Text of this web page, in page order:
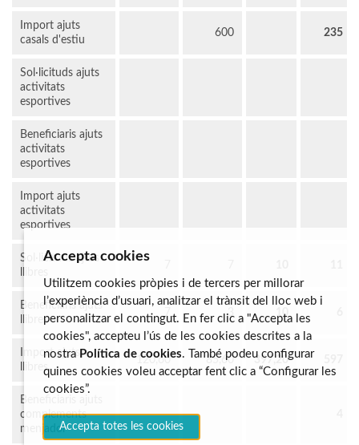
Import ajuts
casals d'estiu
600 235
Sol·licituds ajuts
activitats
esportives
Beneficiaris ajuts
activitats
esportives
Import ajuts
activitats
esportives
Sol·licituds ajuts
Beneficiaris ajuts
llibres
3 10
Import ajuts
llibres
120,60 85,60 397,20
Beneficiaris ajuts
complements
menjador
Accepta cookies
Utilitzem cookies pròpies i de tercers per millorar
l’experiència d’usuari, analitzar el trànsit del lloc web i
personalitzar el contingut. En fer clic a "Accepta les
cookies", accepteu l’ús de les cookies descrites a la
nostra Política de cookies. També podeu configurar
quines cookies voleu acceptar fent clic a “Configurar les
cookies”.
Accepta totes les cookies